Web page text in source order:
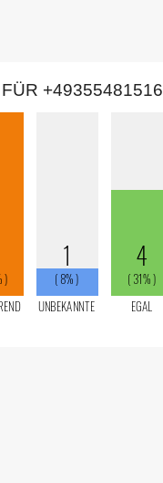
+49355481516